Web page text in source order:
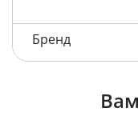
Бренд